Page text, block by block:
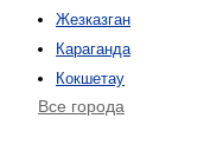
Жезказган
Караганда
Кокшетау
Все города